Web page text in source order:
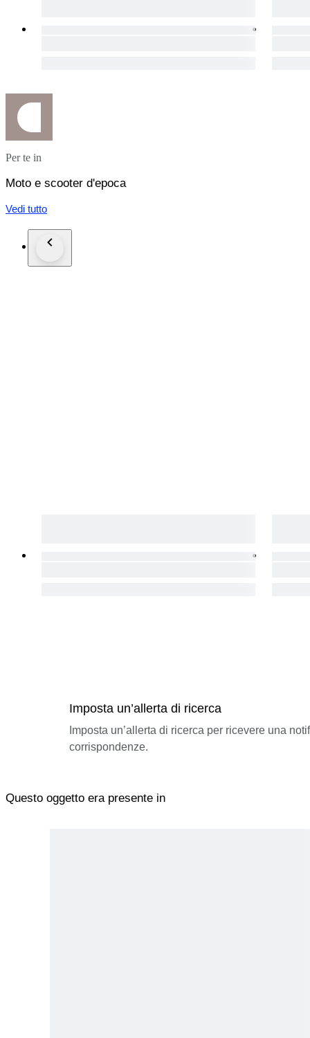
Per te in
Moto e scooter d'epoca
Vedi tutto
Imposta un’allerta di ricerca
Imposta un’allerta di ricerca per ricevere una
corrispondenze.
Questo oggetto era presente in